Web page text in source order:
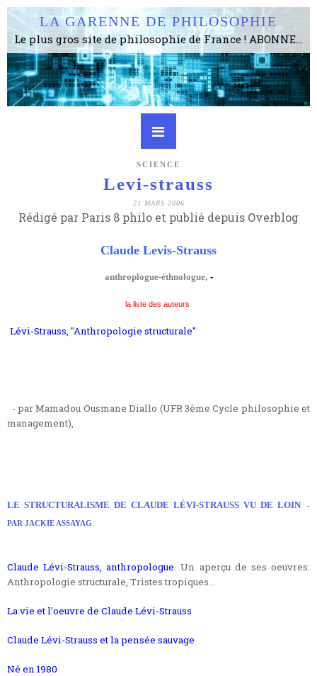
LA GARENNE DE PHILOSOPHIE
Le plus gros site de philosophie de France ! ABONNEZ-VOUS ! 4115 Articles, 1634 abonné·e·s, depuis 2006 . . . . . . . . 2 852 214 pages vues jusqu'à présent. Prestance et être apte à un plus grand nombre de choses.
SCIENCE
Levi-strauss
21 MARS 2006
Rédigé par Paris 8 philo et publié depuis Overblog
Claude Levis-Strauss
anthroplogue-éthnologue, -
la liste des auteurs
Lévi-Strauss, "Anthropologie structurale"
- par Mamadou Ousmane Diallo (UFR 3ème Cycle philosophie et
management),
LE STRUCTURALISME DE CLAUDE LÉVI-STRAUSS VU DE LOIN -
PAR JACKIE ASSAYAG
Claude Lévi-Strauss, anthropologue . Un aperçu de ses oeuvres:
Anthropologie structurale, Tristes tropiques...
La vie et l'oeuvre de Claude Lévi-Strauss
Claude Lévi-Strauss et la pensée sauvage
Né en 1980